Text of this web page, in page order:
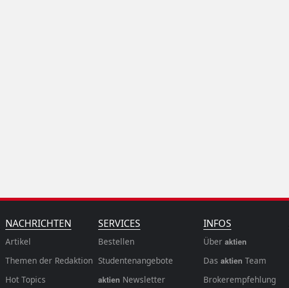
NACHRICHTEN
Artikel
Themen der Redaktion
Hot Topics
SERVICES
Bestellen
Studentenangebote
aktien Newsletter
INFOS
Über aktien
Das aktien Team
Brokerempfehlung